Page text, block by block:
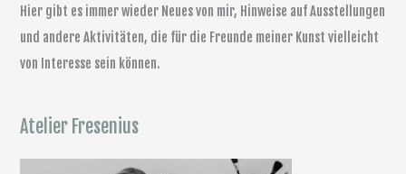
Hier gibt es immer wieder Neues von mir, Hinweise auf Ausstellungen
und andere Aktivitäten, die für die Freunde meiner Kunst vielleicht
von Interesse sein können.
Atelier Fresenius